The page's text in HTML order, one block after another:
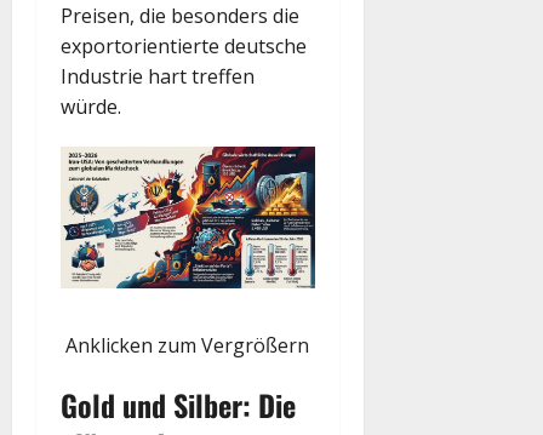
Preisen, die besonders die
exportorientierte deutsche
Industrie hart treffen
würde.
Anklicken zum Vergrößern
Gold und Silber: Die